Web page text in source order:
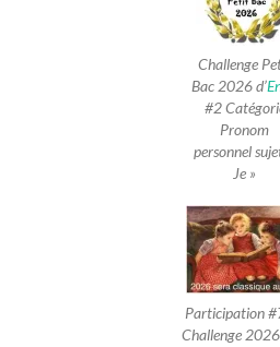
Challenge
Bac 2026 d’
#2
Pronom
personnel
Je »
Participation
Challenge